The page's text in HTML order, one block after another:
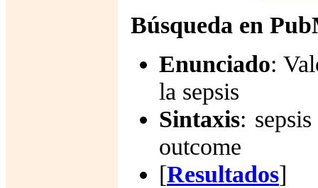
Búsqueda en
Enunciado:
la sepsis
Sintaxis:
outcome
[Resultados]